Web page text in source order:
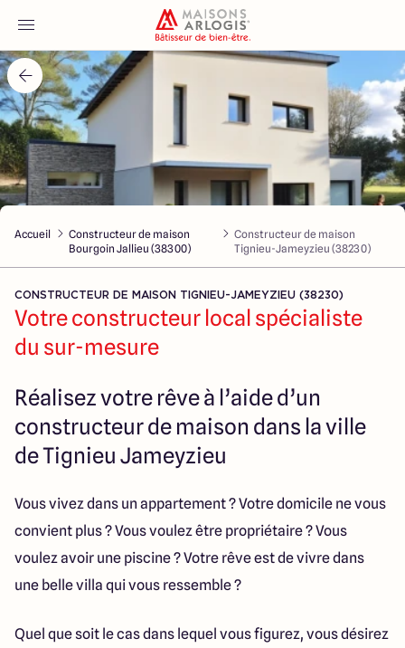
Accueil
Nos maisons
Nos annonces
Votre projet
Qui sommes-nous
Maisons ARLOGIS Lyon Est
151 route de Grenoble
69800 Saint Priest
5 4.9
Accueil
Constructeur de maison
Bourgoin Jallieu (38300)
Constructeur de maison
Tignieu-Jameyzieu (38230)
CONSTRUCTEUR DE MAISON TIGNIEU-JAMEYZIEU (38230)
Votre constructeur local spécialiste
du sur-mesure
Réalisez votre rêve à l’aide d’un
constructeur de maison dans la ville
de Tignieu Jameyzieu
Vous vivez dans un appartement ? Votre domicile ne vous
convient plus ? Vous voulez être propriétaire ? Vous
voulez avoir une piscine ? Votre rêve est de vivre dans
une belle villa qui vous ressemble ?
Quel que soit le cas dans lequel vous figurez, vous désirez